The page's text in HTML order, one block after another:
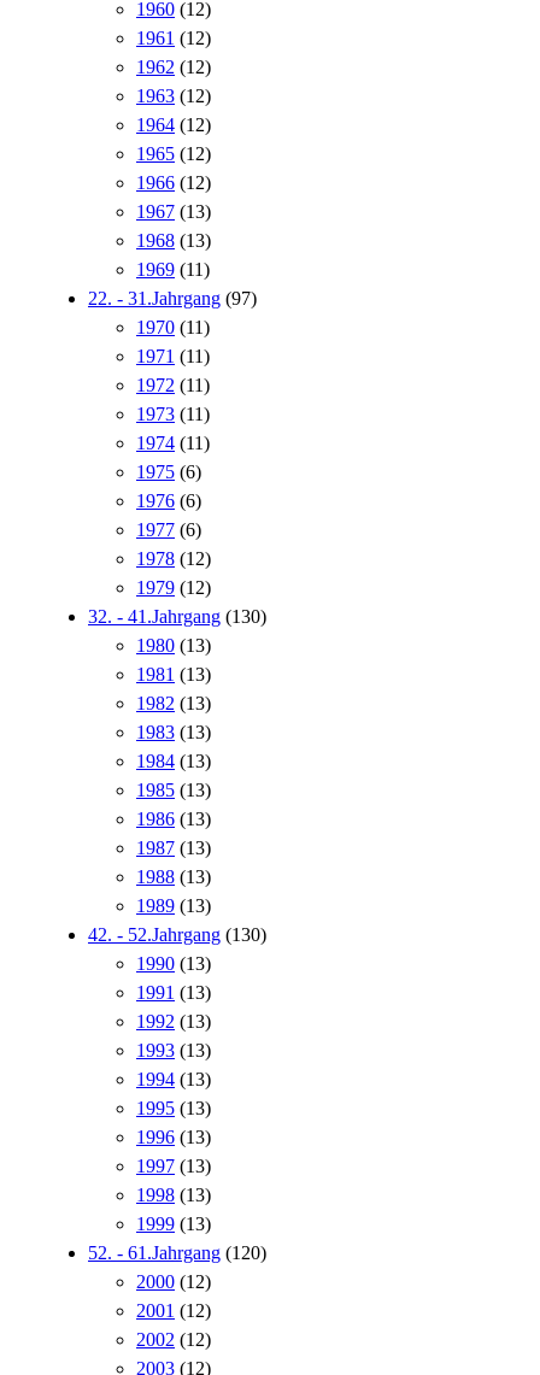
1960 (12)
1961 (12)
1962 (12)
1963 (12)
1964 (12)
1965 (12)
1966 (12)
1967 (13)
1968 (13)
1969 (11)
22. - 31.Jahrgang (97)
1970 (11)
1971 (11)
1972 (11)
1973 (11)
1974 (11)
1975 (6)
1976 (6)
1977 (6)
1978 (12)
1979 (12)
32. - 41.Jahrgang (130)
1980 (13)
1981 (13)
1982 (13)
1983 (13)
1984 (13)
1985 (13)
1986 (13)
1987 (13)
1988 (13)
1989 (13)
42. - 52.Jahrgang (130)
1990 (13)
1991 (13)
1992 (13)
1993 (13)
1994 (13)
1995 (13)
1996 (13)
1997 (13)
1998 (13)
1999 (13)
52. - 61.Jahrgang (120)
2000 (12)
2001 (12)
2002 (12)
2003 (12)